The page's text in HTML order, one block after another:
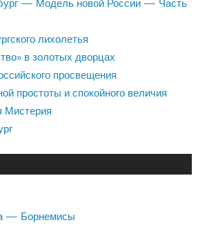
— Модель новой России — Часть
лихолетья
в золотых дворцах
просвещения
простоты и спокойного величия
Мистерия
— Борнемисы